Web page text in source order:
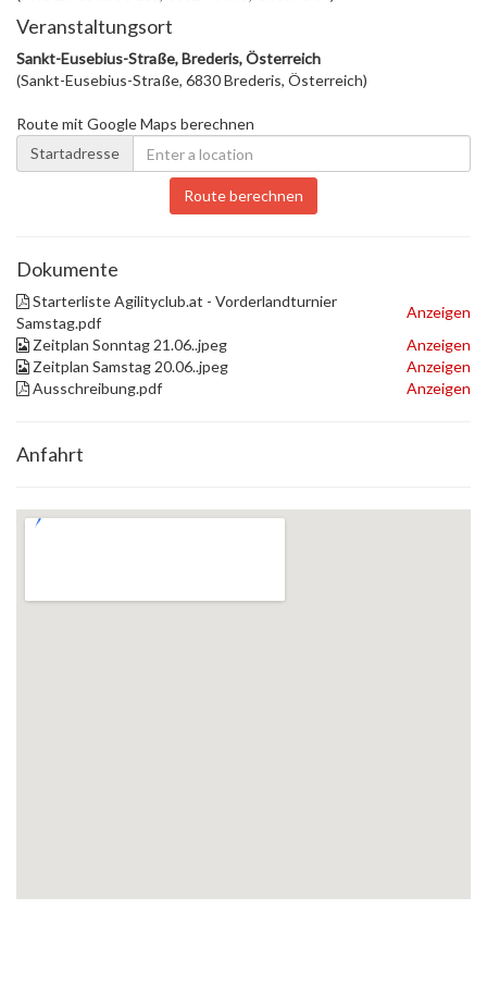
Veranstaltungsort
Sankt-Eusebius-Straße, Brederis, Österreich
(Sankt-Eusebius-Straße, 6830 Brederis, Österreich)
Route mit Google Maps berechnen
Startadresse
Route berechnen
Dokumente
Starterliste Agilityclub.at - Vorderlandturnier
Samstag.pdf
Anzeigen
Zeitplan Sonntag 21.06..jpeg
Anzeigen
Zeitplan Samstag 20.06..jpeg
Anzeigen
Ausschreibung.pdf
Anzeigen
Anfahrt